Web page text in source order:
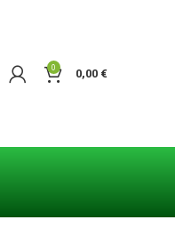
0 0,00 €